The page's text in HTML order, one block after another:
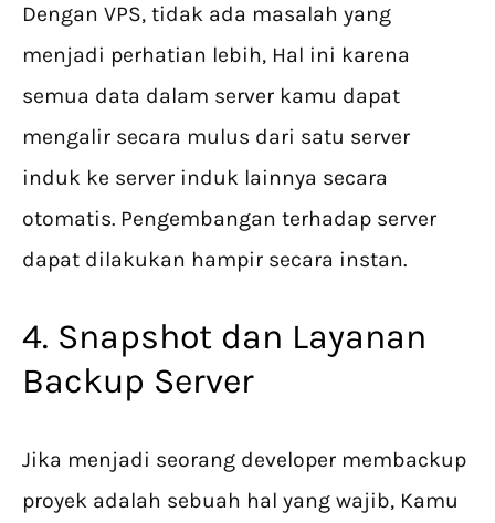
Dengan VPS, tidak ada masalah yang
menjadi perhatian lebih, Hal ini karena
semua data dalam server kamu dapat
mengalir secara mulus dari satu server
induk ke server induk lainnya secara
otomatis. Pengembangan terhadap server
dapat dilakukan hampir secara instan.
4. Snapshot dan Layanan
Backup Server
Jika menjadi seorang developer membackup
proyek adalah sebuah hal yang wajib, Kamu